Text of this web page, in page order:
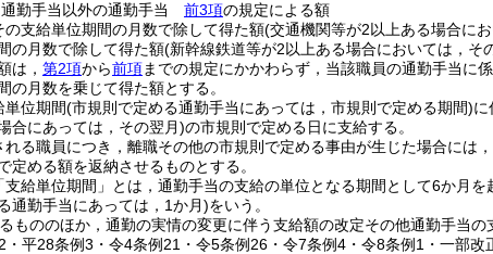
勤手当以外の通勤手当 前3項の規定による額
の支給単位期間の月数で除して得た額(交通機関等が2以上ある場合に
の月数で除して得た額(新幹線鉄道等が2以上ある場合においては，そ
は， 第2項から前項までの規定にかかわらず，当該職員の通勤手当に
の月数を乗じて得た額とする。
単位期間(市規則で定める通勤手当にあっては，市規則で定める期間)に
合にあっては，その翌月)の市規則で定める日に支給する。
る職員につき，離職その他の市規則で定める事由が生じた場合には
定める額を返納させるものとする。
支給単位期間」とは，通勤手当の支給の単位となる期間として6か月
通勤手当にあっては，1か月)をいう。
もののほか，通勤の実情の変更に伴う支給額の改定その他通勤手当
・平28条例3・令4条例21・令5条例26・令7条例4・令8条例1・一部改